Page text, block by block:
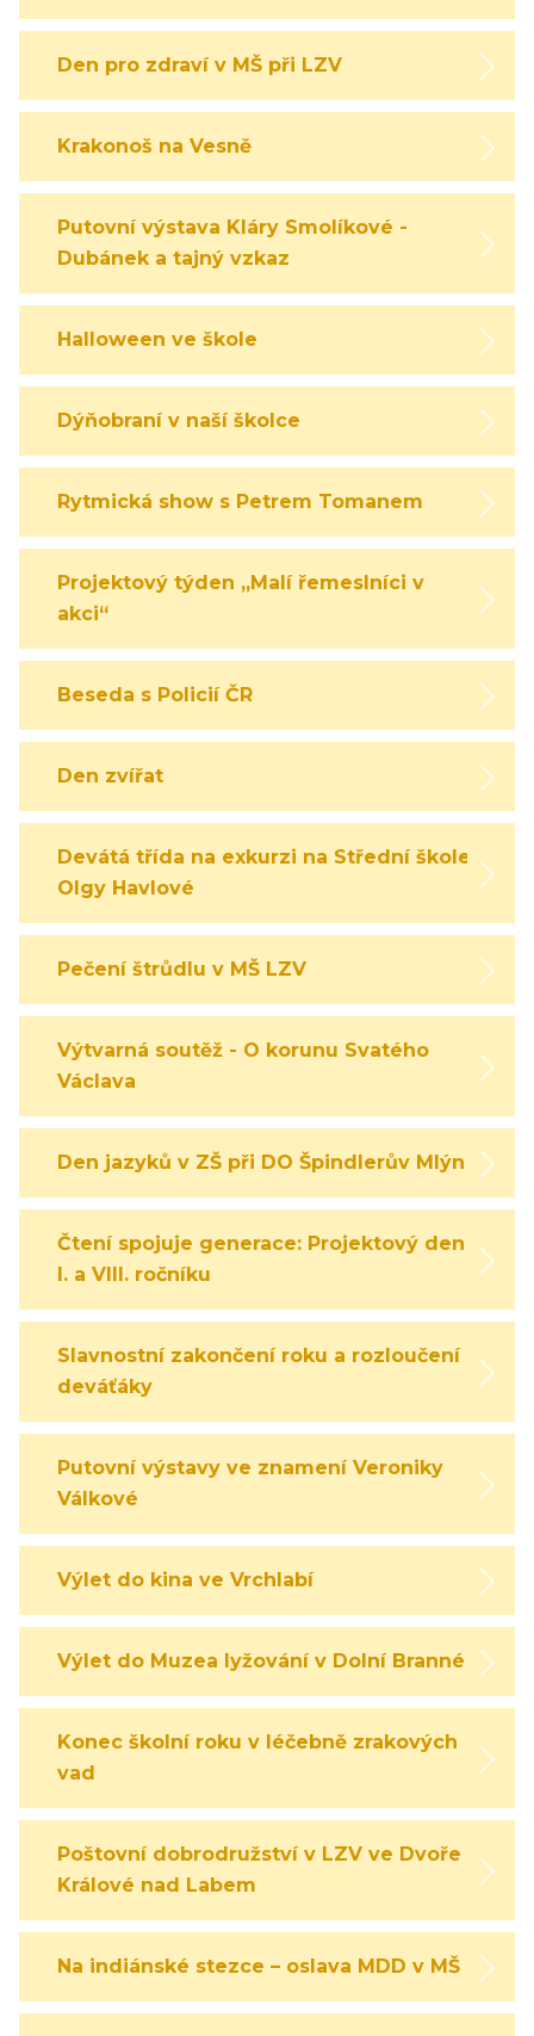
Den pro zdraví v MŠ při LZV
Krakonoš na Vesně
Putovní výstava Kláry Smolíkové -
Dubánek a tajný vzkaz
Halloween ve škole
Dýňobraní v naší školce
Rytmická show s Petrem Tomanem
Projektový týden „Malí řemeslníci v
akci“
Beseda s Policií ČR
Den zvířat
Devátá třída na exkurzi na Střední škole
Olgy Havlové
Pečení štrůdlu v MŠ LZV
Výtvarná soutěž - O korunu Svatého
Václava
Den jazyků v ZŠ při DO Špindlerův Mlýn
Čtení spojuje generace: Projektový den
I. a VIII. ročníku
Slavnostní zakončení roku a rozloučení s
deváťáky
Putovní výstavy ve znamení Veroniky
Válkové
Výlet do kina ve Vrchlabí
Výlet do Muzea lyžování v Dolní Branné
Konec školní roku v léčebně zrakových
vad
Poštovní dobrodružství v LZV ve Dvoře
Králové nad Labem
Na indiánské stezce – oslava MDD v MŠ